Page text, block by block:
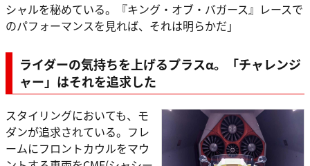
シャルを秘めている。『キング・オブ・バガース』レースで
のパフォーマンスを見れば、それは明らかだ」
ライダーの気持ちを上げるプラスα。「チャレンジ
ャー」はそれを追求した
スタイリングにおいても、モ
ダンが追求されている。フレ
ームにフロントカウルをマウ